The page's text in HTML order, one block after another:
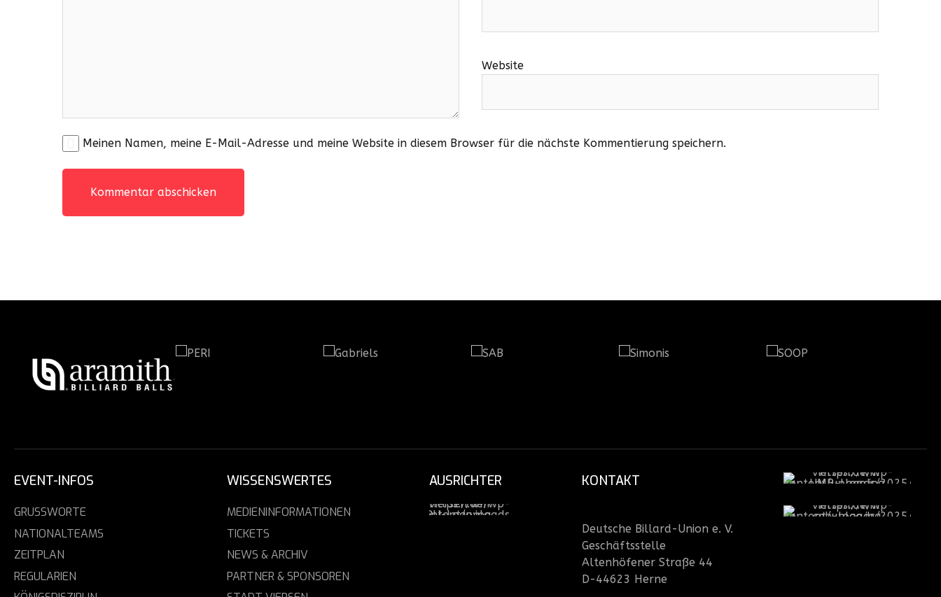
Website
Meinen Namen, meine E-Mail-Adresse und meine Website in diesem Browser für die nächste Kommentierung speichern.
EVENT-INFOS
GRUSSWORTE
NATIONALTEAMS
ZEITPLAN
REGULARIEN
WISSENSWERTES
MEDIENINFORMATIONEN
TICKETS
NEWS & ARCHIV
PARTNER & SPONSOREN
AUSRICHTER KONTAKT
Deutsche Billard-Union e. V.
Geschäftsstelle
Altenhöfener Straße 44
D-44623 Herne